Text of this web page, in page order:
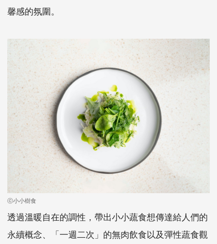
馨感的氛圍。
ⓒ小小樹食
透過溫暖自在的調性，帶出小小蔬食想傳達給人們的
永續概念、「一週二次」的無肉飲食以及彈性蔬食觀